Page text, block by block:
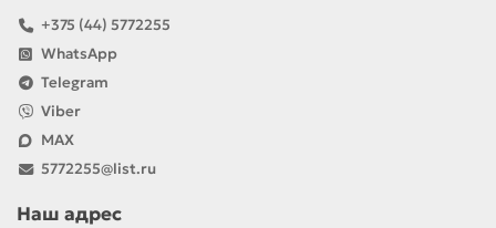
+375 (44) 5772255
WhatsApp
Telegram
Viber
MAX
5772255@list.ru
Наш адрес